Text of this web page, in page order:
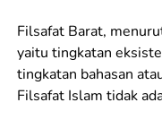
Filsafat Barat,
yaitu tingkatan
tingkatan bahasan
Filsafat Islam tidak